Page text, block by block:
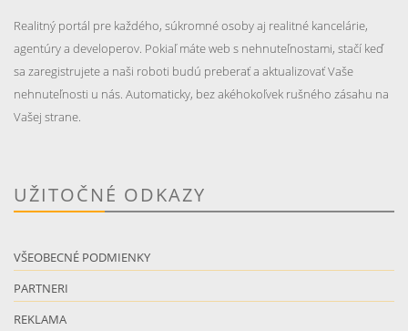
Realitný portál pre každého, súkromné osoby aj realitné kancelárie,
agentúry a developerov. Pokiaľ máte web s nehnuteľnostami, stačí keď
sa zaregistrujete a naši roboti budú preberať a aktualizovať Vaše
nehnuteľnosti u nás. Automaticky, bez akéhokoľvek rušného zásahu na
Vašej strane.
UŽITOČNÉ ODKAZY
VŠEOBECNÉ PODMIENKY
PARTNERI
REKLAMA